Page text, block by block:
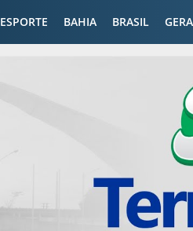
ESPORTE BAHIA BRASIL